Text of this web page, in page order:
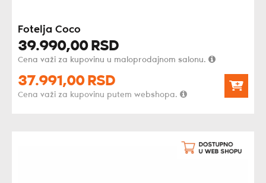
Fotelja Coco
39.990,00 RSD
Cena važi za kupovinu u maloprodajnom salonu.
37.991,00 RSD
Cena važi za kupovinu putem webshopa.